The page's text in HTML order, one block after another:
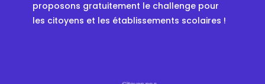
proposons gratuitement le challenge pour
les citoyens et les établissements scolaires !